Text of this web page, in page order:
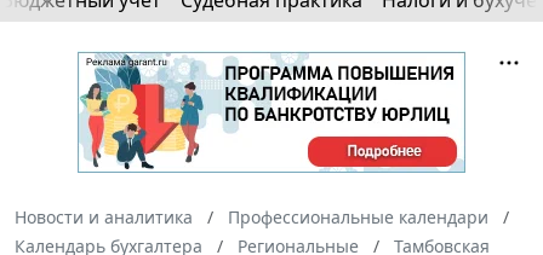
Новости и аналитика
Профессиональные календари
Календарь бухгалтера
Региональные
Тамбовская